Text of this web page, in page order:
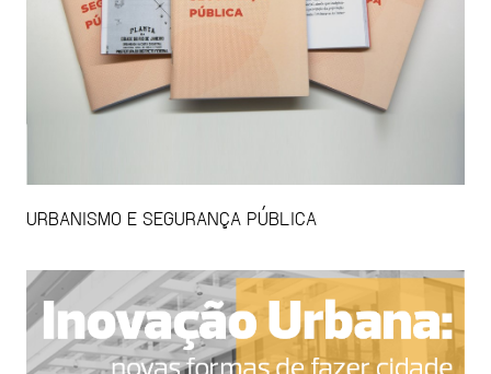
URBANISMO E SEGURANÇA PÚBLICA